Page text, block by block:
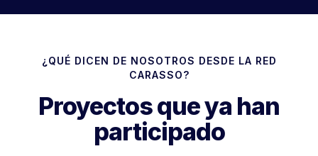
¿QUÉ DICEN DE NOSOTROS DESDE LA RED
CARASSO?
Proyectos que ya han
participado